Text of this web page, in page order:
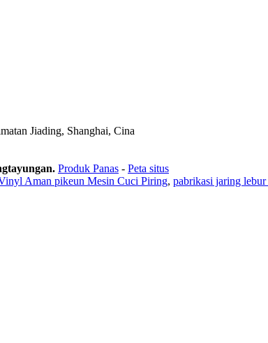
Jiading, Shanghai, Cina
Produk Panas - Peta situs
Aman pikeun Mesin Cuci Piring, pabrikasi jaring lebur